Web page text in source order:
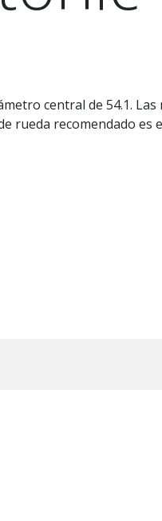
central de 54.1.
rueda recomendado es